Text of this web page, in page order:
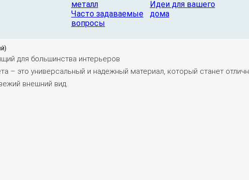
металл
Часто задаваемые
вопросы
Идеи для вашего
дома
к финишной отделке
повреждениям
для большинства интерьеров
– это универсальный и надежный материал, который станет
внешний вид.